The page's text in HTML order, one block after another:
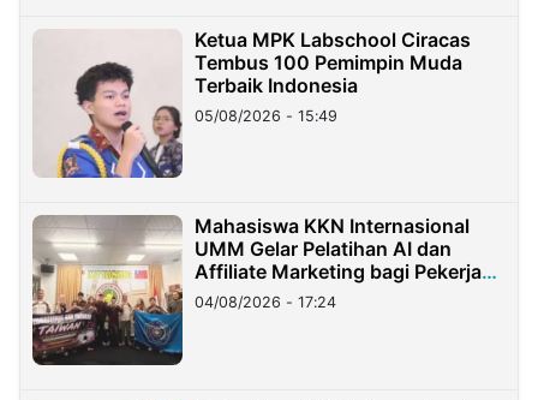
Ketua MPK Labschool Ciracas
Tembus 100 Pemimpin Muda
Terbaik Indonesia
05/08/2026 - 15:49
Mahasiswa KKN Internasional
UMM Gelar Pelatihan AI dan
Affiliate Marketing bagi Pekerja
Migran Indonesia di Taiwan
04/08/2026 - 17:24